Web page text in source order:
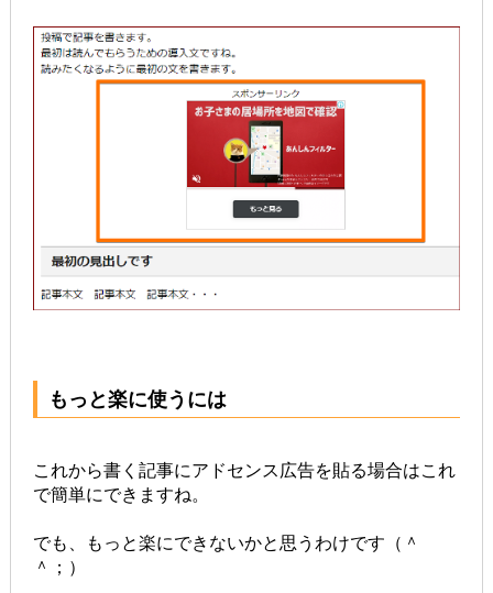
もっと楽に使うには
これから書く記事にアドセンス広告を貼る場合はこれ
で簡単にできますね。
でも、もっと楽にできないかと思うわけです（＾
＾；）